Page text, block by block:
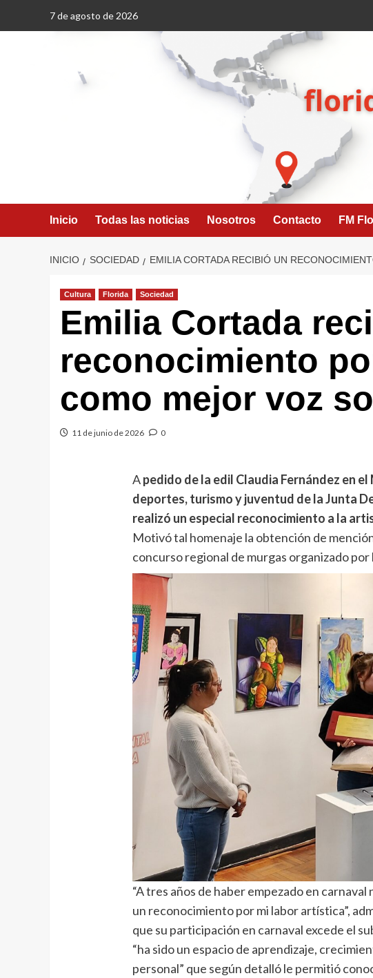
7 de agosto de 2026
Inicio Todas las noticias Nosotros Contacto FM
INICIO SOCIEDAD EMILIA CORTADA RECIBIÓ UN
Cultura Florida Sociedad
Emilia Cortada
reconocimiento
como mejor voz
11 de junio de 2026 0
Apedido de la edil Claudia Fernández en
deportes, turismo y juventud de la Junta
realizó un especial reconocimiento a la
Motivó tal homenaje la obtención de
concurso regional de murgas organizado
“A tres años de haber empezado en
un reconocimiento por mi labor artística”,
que su participación en carnaval excede el
“ha sido un espacio de aprendizaje,
personal” que según detalló le permitió